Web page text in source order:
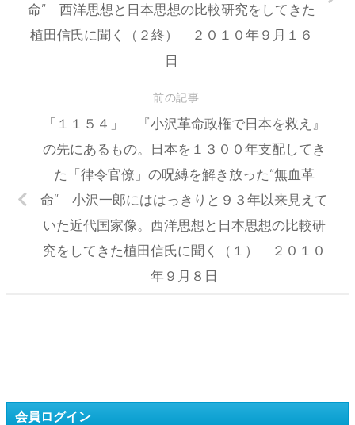
命” 西洋思想と日本思想の比較研究をしてきた
植田信氏に聞く（２終） ２０１０年９月１６
日
前の記事
「１１５４」 『小沢革命政権で日本を救え』
の先にあるもの。日本を１３００年支配してき
た「律令官僚」の呪縛を解き放った“無血革
命” 小沢一郎にははっきりと９３年以来見えて
いた近代国家像。西洋思想と日本思想の比較研
究をしてきた植田信氏に聞く（１） ２０１０
年９月８日
会員ログイン